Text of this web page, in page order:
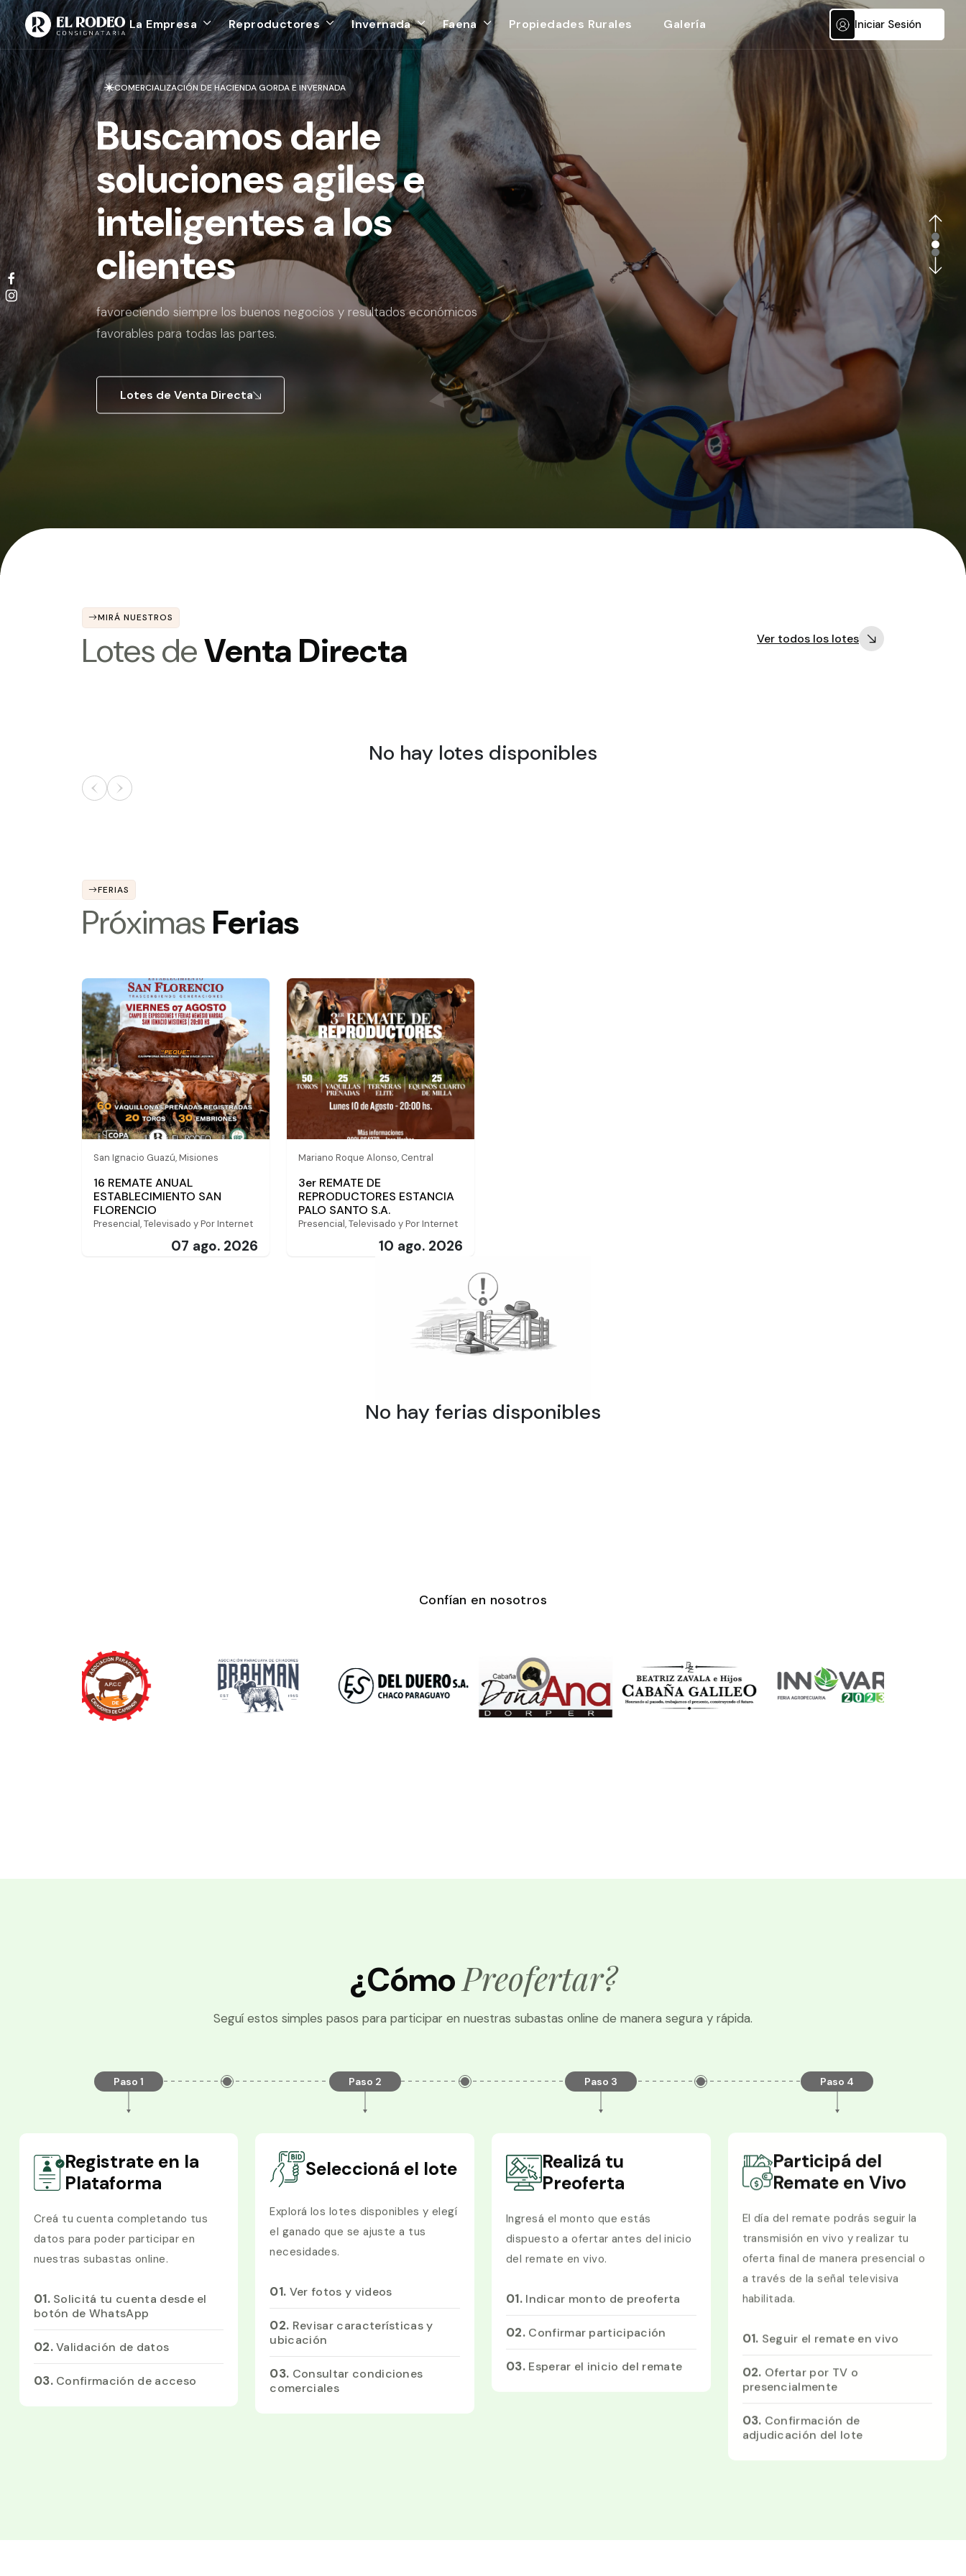
La Empresa Reproductores Invernada Faena Propiedades Rurales Galería Iniciar Sesión
COMERCIALIZACIÓN DE HACIENDA GORDA E INVERNADA
Buscamos darle
soluciones agiles e
inteligentes a los
clientes
favoreciendo siempre los buenos negocios y resultados económicos
favorables para todas las partes.
Lotes de Venta Directa
MIRÁ NUESTROS
Lotes deVenta Directa Ver todos los lotes
No hay lotes disponibles
FERIAS
Próximas Ferias
San Ignacio Guazú, Misiones
16 REMATE ANUAL
ESTABLECIMIENTO SAN
FLORENCIO
Presencial, Televisado y Por Internet
07 ago. 2026
Mariano Roque Alonso, Central
3er REMATE DE
REPRODUCTORES ESTANCIA
PALO SANTO S.A.
Presencial, Televisado y Por Internet
10 ago. 2026
No hay ferias disponibles
Confían en nosotros
¿CómoPreofertar?
Seguí estos simples pasos para participar en nuestras subastas online de manera segura y rápida.
Paso 1
Registrate en la
Plataforma
Creá tu cuenta completando tus
datos para poder participar en
nuestras subastas online.
01. Solicitá tu cuenta desde el
botón de WhatsApp
02.Validación de datos
03. Confirmación de acceso
Paso 2
Seleccioná el lote
Explorá los lotes disponibles y elegí
el ganado que se ajuste a tus
necesidades.
01. Ver fotos y videos
02. Revisar características y
ubicación
03. Consultar condiciones
comerciales
Paso 3
Realizá tu
Preoferta
Ingresá el monto que estás
dispuesto a ofertar antes del inicio
del remate en vivo.
01. Indicar monto de preoferta
02. Confirmar participación
03. Esperar el inicio del remate
Paso 4
Participá del
Remate en Vivo
El día del remate podrás seguir la
transmisión en vivo y realizar tu
oferta final de manera presencial o
a través de la señal televisiva
habilitada.
01. Seguir el remate en vivo
02. Ofertar por TV o
presencialmente
03. Confirmación de
adjudicación del lote